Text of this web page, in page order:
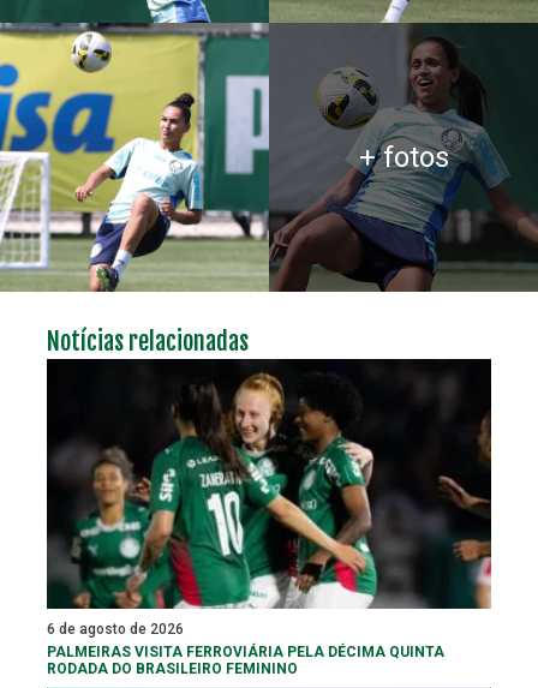
+ fotos
Notícias relacionadas
6 de agosto de 2026
PALMEIRAS VISITA FERROVIÁRIA PELA DÉCIMA QUINTA
RODADA DO BRASILEIRO FEMININO